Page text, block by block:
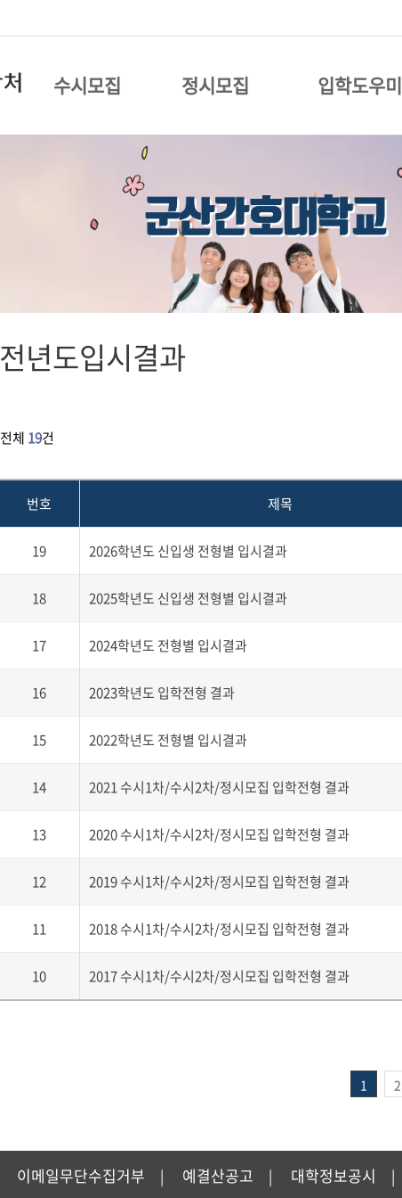
수시모집 정시모집 입학도우미
전년도입시결과
전체 19건
번호 제목
19 2026학년도 신입생 전형별 입시결과
18 2025학년도 신입생 전형별 입시결과
17 2024학년도 전형별 입시결과
16 2023학년도 입학전형 결과
15 2022학년도 전형별 입시결과
14 2021 수시1차/수시2차/정시모집 입학전형 결과
13 2020 수시1차/수시2차/정시모집 입학전형 결과
12 2019 수시1차/수시2차/정시모집 입학전형 결과
11 2018 수시1차/수시2차/정시모집 입학전형 결과
10 2017 수시1차/수시2차/정시모집 입학전형 결과
1 2
이메일무단수집거부 | 예결산공고 | 대학정보공시 |